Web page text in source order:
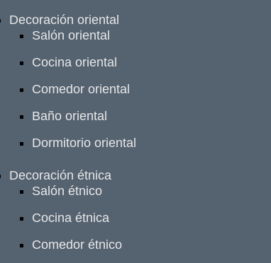
Decoración oriental
Salón oriental
Cocina oriental
Comedor oriental
Baño oriental
Dormitorio oriental
Decoración étnica
Salón étnico
Cocina étnica
Comedor étnico